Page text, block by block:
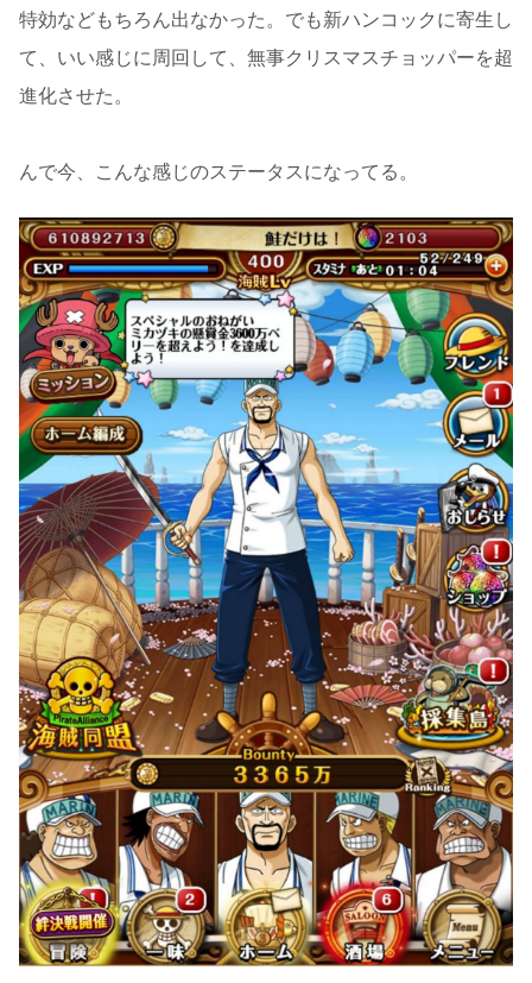
特効などもちろん出なかった。でも新ハンコックに寄生し
て、いい感じに周回して、無事クリスマスチョッパーを超
進化させた。
んで今、こんな感じのステータスになってる。